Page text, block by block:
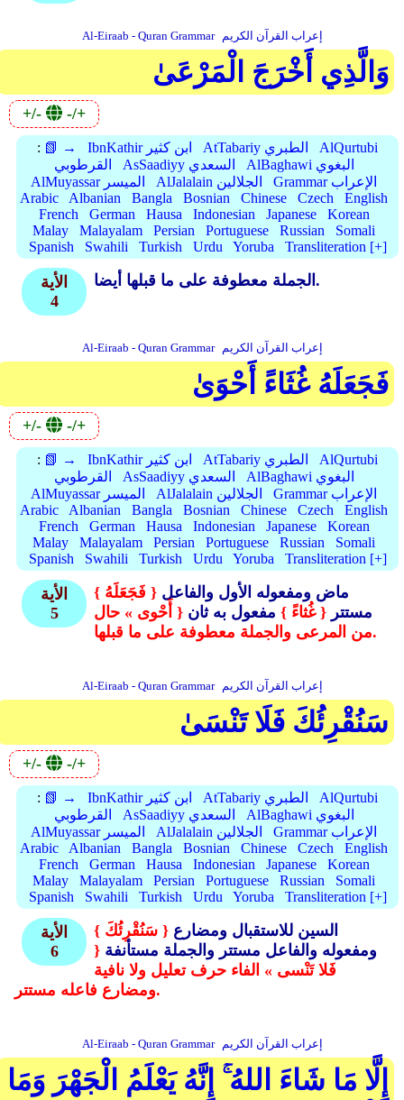
Al-Eiraab - Quran Grammar إعراب القرآن الكريم
وَالَّذِي أَخْرَجَ الْمَرْعَىٰ
+/- -/+
: 📗 → IbnKathir ابن كثير AtTabariy الطبري
AlQurtubi
القرطوبي
AsSaadiyy السعدي
AlBaghawi البغوي
AlMuyassar الميسر
AlJalalain الجلالين
Grammar الإعراب
Arabic
Albanian Bangla Bosnian Chinese Czech
English
French
German Hausa Indonesian Japanese
Korean
Malay
Malayalam Persian Portuguese Russian
Somali
Spanish
Swahili Turkish Urdu Yoruba Transliteration [+]
الأية
4
الجملة معطوفة على ما قبلها أيضا.
Al-Eiraab - Quran Grammar إعراب القرآن الكريم
فَجَعَلَهُ غُثَاءً أَحْوَىٰ
+/- -/+
: 📗 → IbnKathir ابن كثير AtTabariy الطبري
AlQurtubi
القرطوبي
AsSaadiyy السعدي
AlBaghawi البغوي
AlMuyassar الميسر
AlJalalain الجلالين
Grammar الإعراب
Arabic
Albanian Bangla Bosnian Chinese Czech
English
French
German Hausa Indonesian Japanese
Korean
Malay
Malayalam Persian Portuguese Russian
Somali
Spanish
Swahili Turkish Urdu Yoruba Transliteration [+]
الأية
5
{ فَجَعَلَهُ }
مستتر { غُثاءً } مفعول به ثان { أَحْوى » حال
من المرعى والجملة معطوفة على ما قبلها.
Al-Eiraab - Quran Grammar إعراب القرآن الكريم
سَنُقْرِئُكَ فَلَا تَنْسَىٰ
+/- -/+
: 📗 → IbnKathir ابن كثير AtTabariy الطبري
AlQurtubi
القرطوبي
AsSaadiyy السعدي
AlBaghawi البغوي
AlMuyassar الميسر
AlJalalain الجلالين
Grammar الإعراب
Arabic
Albanian Bangla Bosnian Chinese Czech
English
French
German Hausa Indonesian Japanese
Korean
Malay
Malayalam Persian Portuguese Russian
Somali
Spanish
Swahili Turkish Urdu Yoruba Transliteration [+]
الأية
6
{ سَنُقْرِئُكَ }
ومفعوله والفاعل مستتر والجملة مستأنفة {
فَلا تَنْسى » الفاء حرف تعليل ولا نافية
ومضارع فاعله مستتر.
Al-Eiraab - Quran Grammar إعراب القرآن الكريم
إِلَّا مَا شَاءَ اللهُ ۚ إِنَّهُ يَعْلَمُ الْجَهْرَ وَمَا